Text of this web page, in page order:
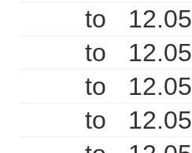
to
12.05
to
12.05
to
12.05
to
12.05